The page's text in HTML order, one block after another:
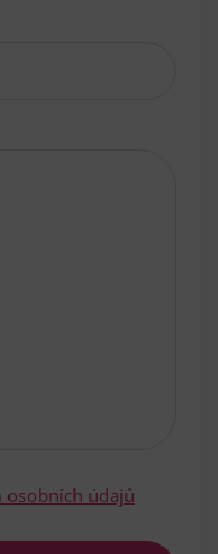
osobních údajů